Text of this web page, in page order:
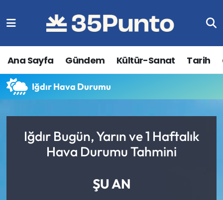
Ana Sayfa Gündem Kültür-Sanat Tarih
Iğdır Hava Durumu
Iğdır Bugün, Yarın ve 1 Haftalık
Hava Durumu Tahmini
ŞU AN